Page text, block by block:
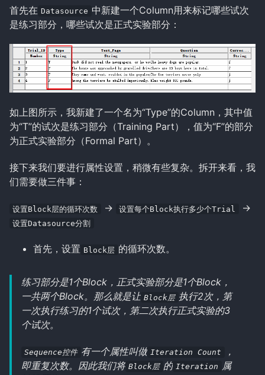
首先在 Datasource 中新建一个Column用来标记哪些试次
是练习部分，哪些试次是正式实验部分：
如上图所示，我新建了一个名为“Type”的Column，其中值
为“T”的试次是练习部分（Training Part），值为“F”的部分
为正式实验部分（Formal Part）。
接下来我们要进行属性设置，稍微有些复杂。拆开来看，我
们需要做三件事：
设置Block层的循环次数 -> 设置每个Block执行多少个Trial ->
设置Datasource分割
首先，设置 Block层 的循环次数。
练习部分是1个Block，正式实验部分是1个Block，
一共两个Block。那么就是让 Block层 执行2次，第
一次执行练习的1个试次，第二次执行正式实验的3
个试次。
Sequence控件 有一个属性叫做 Iteration Count
，
即重复次数。因此我们将 Block层 的 Iteration 属